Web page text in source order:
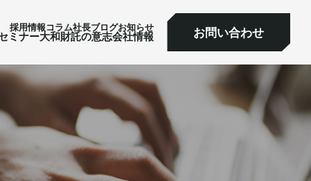
採⽤情報コラム社⻑ブログお知らせ
ミナー大和財託の意志会社情報 お問い合わせ
サービス一覧へ
サービス一覧へ
ナー大和財託の意志会社情報 お問い合わせ